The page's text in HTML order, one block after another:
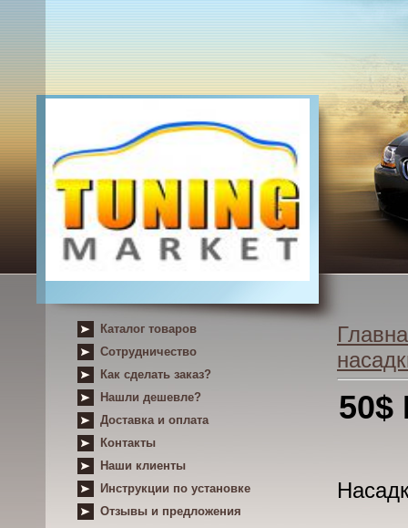
Каталог товаров
Сотрудничество
Как сделать заказ?
Нашли дешевле?
Доставка и оплата
Контакты
Наши клиенты
Инструкции по установке
Отзывы и предложения
50$